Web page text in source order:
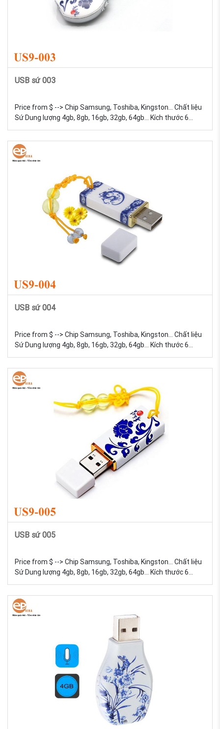
USB sứ 003
Price from $ --> Chip Samsung, Toshiba, Kingston... Chất liệu
Sứ Dung lượng 4gb, 8gb, 16gb, 32gb, 64gb... Kích thước 6
Trọng lượng 18g Màu sắc Đa dạng, được tự chọn màu sắc
USB sứ 004
Price from $ --> Chip Samsung, Toshiba, Kingston... Chất liệu
Sứ Dung lượng 4gb, 8gb, 16gb, 32gb, 64gb... Kích thước 6
Trọng lượng 18g Màu sắc Đa dạng, được tự chọn màu sắc
cầu
USB sứ 005
Price from $ --> Chip Samsung, Toshiba, Kingston... Chất liệu
Sứ Dung lượng 4gb, 8gb, 16gb, 32gb, 64gb... Kích thước 6
Trọng lượng 18g Màu sắc Đa dạng, được tự chọn màu sắc